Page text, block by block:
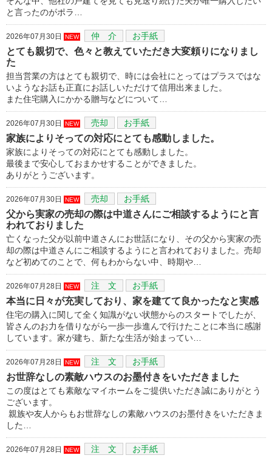
と言ったのがポラ…
2026年07月30日 NEW 仲 介 お手紙
とても親切で、色々と教えていただき大変頼りになりまし
た
担当営業の方はとても親切で、時には会社にとってはプラスではな
いようなお話も正直にお話しいただけて信用出来ました。
また住宅購入にかかる贈与などについて…
2026年07月30日 NEW 売却 お手紙
家族によりそっての対応にとても感動しました。
家族によりそっての対応にとても感動しました。
最後まで安心しておまかせすることができました。
ありがとうございます。
2026年07月30日 NEW 売却 お手紙
父から実家の売却の際は中道さんにご相談するようにと言
われておりました
亡くなった父が以前中道さんにお世話になり、その父から実家の売
却の際は中道さんにご相談するようにと言われておりました。売却
など初めてのことで、何もわからない中、時期や…
2026年07月28日 NEW 注 文 お手紙
本当に日々が充実しており、家を建てて良かったなと実感
住宅の購入に関して全く知識がない状態からのスタートでしたが、
皆さんのお力を借りながら一歩一歩進んで行けたことに本当に感謝
しています。家が建ち、新たな生活が始まってい…
2026年07月28日 NEW 注 文 お手紙
お世辞なしの素敵ハウスのお墨付きをいただきました
この度はとても素敵なマイホームをご提供いただき誠にありがとう
ございます。
親族や友人からもお世辞なしの素敵ハウスのお墨付きをいただきま
した…
2026年07月28日 NEW 注 文 お手紙